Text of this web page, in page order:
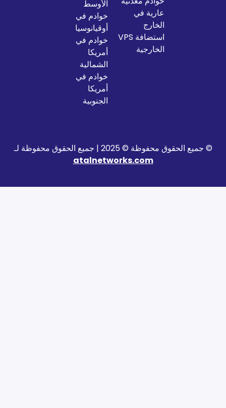
الأوسط
خوادم في
أوقيانوسيا
خوادم في
أمريكا
| جميع الحقوق محفوظة لـ
atalnetworks.com